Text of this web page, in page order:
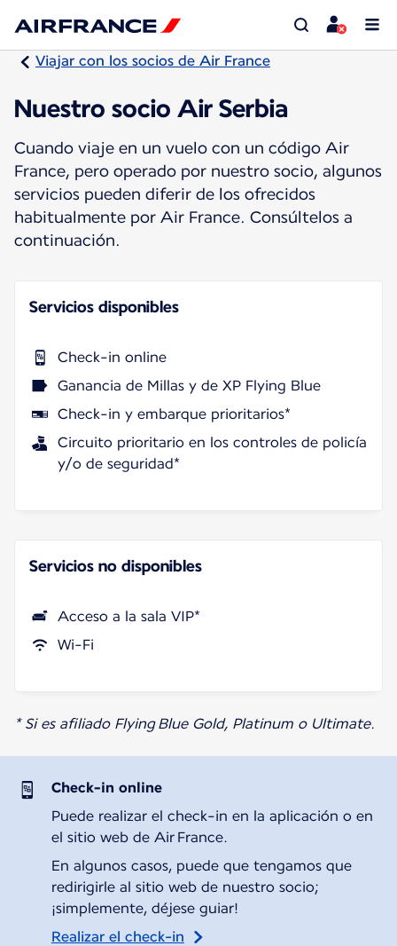
Viajar con los socios de Air France
Nuestro socio Air Serbia
Cuando viaje en un vuelo con un código Air
France, pero operado por nuestro socio, algunos
servicios pueden diferir de los ofrecidos
habitualmente por Air France. Consúltelos a
continuación.
Servicios disponibles
Check-in online
Ganancia de Millas y de XP Flying Blue
Check-in y embarque prioritarios*
Circuito prioritario en los controles de policía
y/o de seguridad*
Servicios no disponibles
Acceso a la sala VIP*
Wi-Fi
* Si es afiliado Flying Blue Gold, Platinum o Ultimate.
Check-in online
Puede realizar el check-in en la aplicación o en
el sitio web de Air France.
En algunos casos, puede que tengamos que
redirigirle al sitio web de nuestro socio;
¡simplemente, déjese guiar!
Realizar el check-in